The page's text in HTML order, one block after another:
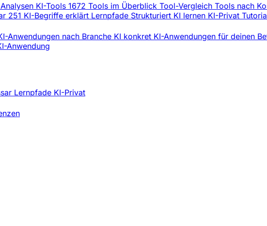
KI-Tools 1672 Tools im Überblick Tool-Vergleich Tools nach
251 KI-Begriffe erklärt Lernpfade Strukturiert KI lernen KI-Privat
Anwendungen nach Branche KI konkret KI-Anwendungen für deinen
Anwendung
Lernpfade KI-Privat